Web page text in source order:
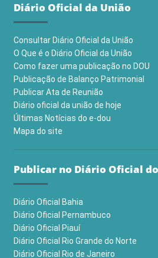
Diário Oficial da União
Consultar Diário Oficial da União
O Que é o Diário Oficial da União
Como fazer uma publicação no DOU
Publicação de Balanço Patrimonial
Publicar Ata de Reunião
Diário oficial da união de hoje
Últimas Notícias do e-dou
Mapa do site
Publicar no Diário Oficial
Diário Oficial Bahia
Diário Oficial Pernambuco
Diário Oficial Piauí
Diário Oficial Rio Grande do Norte
Diário Oficial Rio de Janeiro